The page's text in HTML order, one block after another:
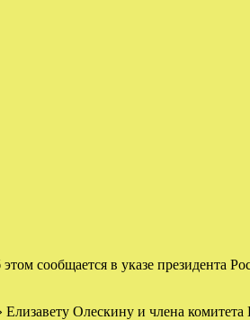
сообщается в указе президента
Олескину и члена